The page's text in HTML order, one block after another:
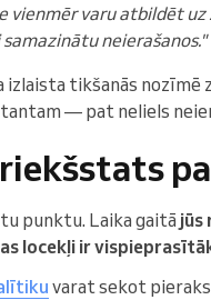
vienmēr varu atbildēt
neierašanos."
izlaista tikšanās
— pat neliels
punktu. Laika gaitā jūs
locekļi ir
varat sekot